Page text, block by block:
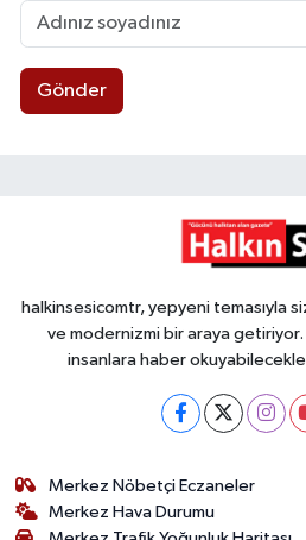
Gönder
halkinsesicomtr, yepyeni temasıyla
ve modernizmi bir araya getiriyor.
insanlara haber
Merkez Nöbetçi Eczaneler
Merkez Hava Durumu